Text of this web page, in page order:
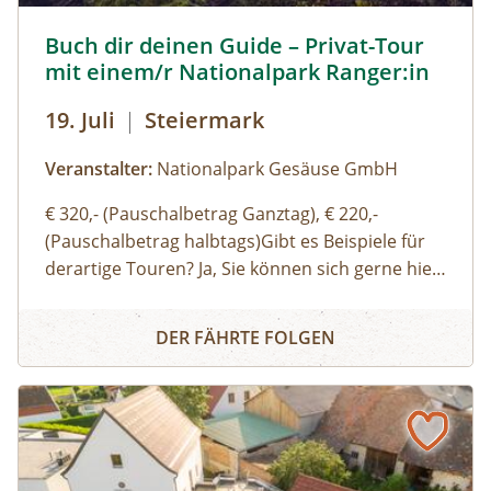
Buch dir deinen Guide – Privat-Tour
mit einem/r Nationalpark Ranger:in
19. Juli | Steiermark
Veranstalter: Nationalpark Gesäuse GmbH
€ 320,- (Pauschalbetrag Ganztag), € 220,-
(Pauschalbetrag halbtags)Gibt es Beispiele für
derartige Touren? Ja, Sie können sich gerne hier
einen Überblick über unsere Standard-Touren
verschaffen. Sie können sich aber auch gerne
oder Aktivitäten wünschen und wir organisieren
eine:n genau für Ihre Bedürfnisse passende:n
Ranger:in. Ich möchte auch gerne eine:n
Buch dir deinen Guide – Privat-Tour mit einem/r
DER FÄHRTE FOLGEN